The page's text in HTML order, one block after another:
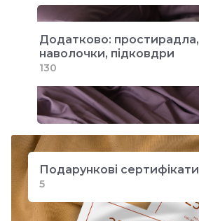
Додатково: простирадла,
наволочки, підковдри
130
Подарункові сертифікати
5